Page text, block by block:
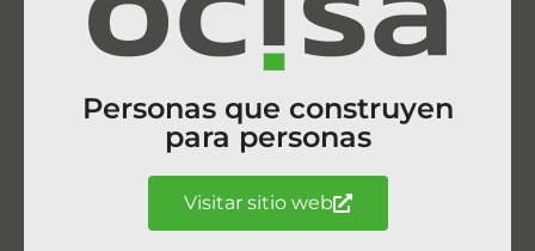
Personas que construyen
para personas
Visitar sitio web